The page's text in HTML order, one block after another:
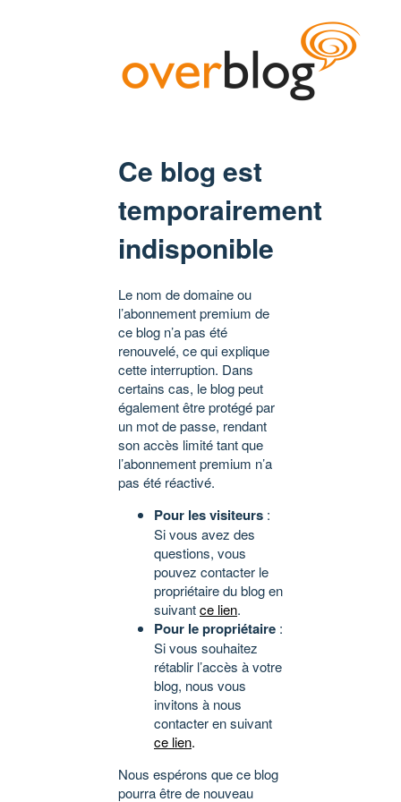
Ce blog est
temporairement
indisponible
Le nom de domaine ou
l’abonnement premium de
ce blog n’a pas été
renouvelé, ce qui explique
cette interruption. Dans
certains cas, le blog peut
également être protégé par
un mot de passe, rendant
son accès limité tant que
l’abonnement premium n’a
pas été réactivé.
Pour les visiteurs :
Si vous avez des
questions, vous
pouvez contacter le
propriétaire du blog en
suivantce lien.
Pour le propriétaire :
Si vous souhaitez
rétablir l’accès à votre
blog, nous vous
invitons à nous
contacter en suivant
ce lien.
Nous espérons que ce blog
pourra être de nouveau